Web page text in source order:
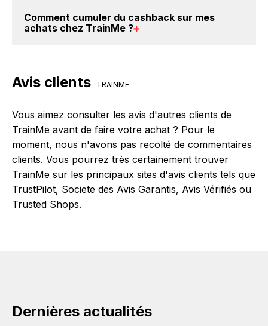
compte gratuitement pour cumuler vos réductions
Comment cumuler du cashback sur mes
achats chez TrainMe ?
cliquez sur le bouton Activer le cashback, réalisez
dans votre cagnotte au plus tard 48h après votre
achat sur le site TrainMe.
Avis clients TRAINME
Vous aimez consulter les avis d'autres clients de
TrainMe avant de faire votre achat ? Pour le
moment, nous n'avons pas recolté de commentaires
clients. Vous pourrez très certainement trouver
TrainMe sur les principaux sites d'avis clients tels que
TrustPilot, Societe des Avis Garantis, Avis Vérifiés ou
Trusted Shops.
Dernières actualités